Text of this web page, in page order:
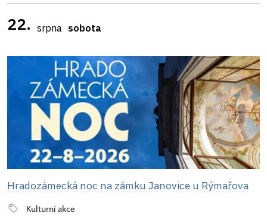
22. srpna sobota
Hradozámecká noc na zámku Janovice u Rýmařova
Kulturní akce